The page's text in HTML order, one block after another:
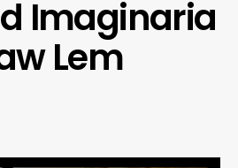
Imaginaria
Lem